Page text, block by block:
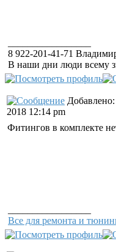
8 922-201-41-71
В наши дни люди всему
2018 12:14 pm
Фитингов в комплекте
Все для ремонта и